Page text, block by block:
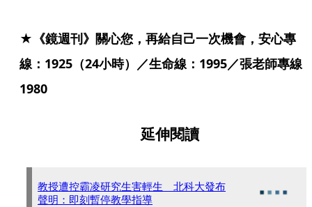
★《鏡週刊》關心您，再給自己一次機會，安心專
線：1925（24小時）／生命線：1995／張老師專線
1980
延伸閱讀
教授遭控霸凌研究生害輕生 北科大發布
聲明：即刻暫停教學指導